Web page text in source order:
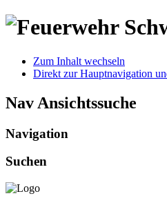
Zum Inhalt wechseln
Direkt zur Hauptnavigation
Nav Ansichtssuche
Navigation
Suchen